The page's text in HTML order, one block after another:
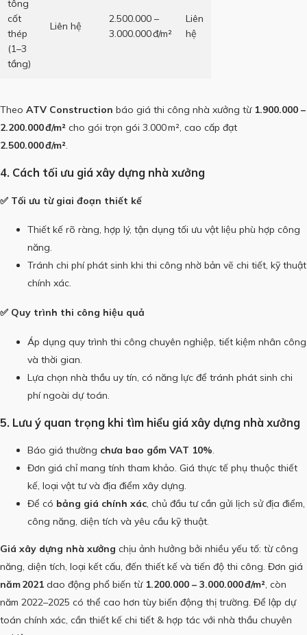
tông
cốt
thép
(1–3
tầng)
Liên hệ
2.500.000 –
3.000.000 đ/m²
Liên
hệ
Theo ATV Construction báo giá thi công nhà xưởng từ 1.900.000 –
2.200.000 đ/m² cho gói trọn gói 3.000 m², cao cấp đạt
2.500.000 đ/m².
4. Cách tối ưu giá xây dựng nhà xưởng
✅ Tối ưu từ giai đoạn thiết kế
Thiết kế rõ ràng, hợp lý, tận dụng tối ưu vật liệu phù hợp công
năng.
Tránh chi phí phát sinh khi thi công nhờ bản vẽ chi tiết, kỹ thuật
chính xác.
✅ Quy trình thi công hiệu quả
Áp dụng quy trình thi công chuyên nghiệp, tiết kiệm nhân công
và thời gian.
Lựa chọn nhà thầu uy tín, có năng lực để tránh phát sinh chi
phí ngoài dự toán.
5. Lưu ý quan trọng khi tìm hiểu giá xây dựng nhà xưởng
Báo giá thường chưa bao gồm VAT 10%.
Đơn giá chỉ mang tính tham khảo. Giá thực tế phụ thuộc thiết
kế, loại vật tư và địa điểm xây dựng.
Để có bảng giá chính xác, chủ đầu tư cần gửi lịch sử địa điểm,
công năng, diện tích và yêu cầu kỹ thuật.
Giá xây dựng nhà xưởng chịu ảnh hưởng bởi nhiều yếu tố: từ công
năng, diện tích, loại kết cấu, đến thiết kế và tiến độ thi công. Đơn giá
năm 2021 dao động phổ biến từ 1.200.000 – 3.000.000 đ/m², còn
năm 2022–2025 có thể cao hơn tùy biến động thị trường. Để lập dự
toán chính xác, cần thiết kế chi tiết & hợp tác với nhà thầu chuyên